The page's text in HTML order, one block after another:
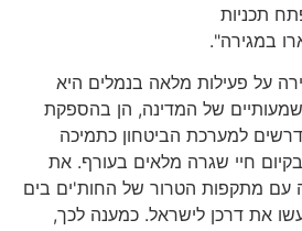
תכניות
במגירה".
על פעילות מלאה בנמלים היא
של המדינה, הן בהספקת
למערכת הביטחון כתמיכה
חיי שגרה מלאים בעורף. את
עם מתקפות הטרור של החות'ים בים
את דרכן לישראל. כמענה לכך,